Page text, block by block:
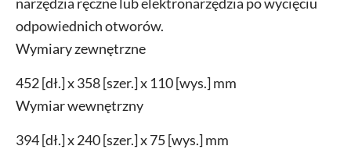
odpowiednich otworów.
Wymiary zewnętrzne
452 [dł.] x 358 [szer.] x 110 [wys.] mm
Wymiar wewnętrzny
394 [dł.] x 240 [szer.] x 75 [wys.] mm